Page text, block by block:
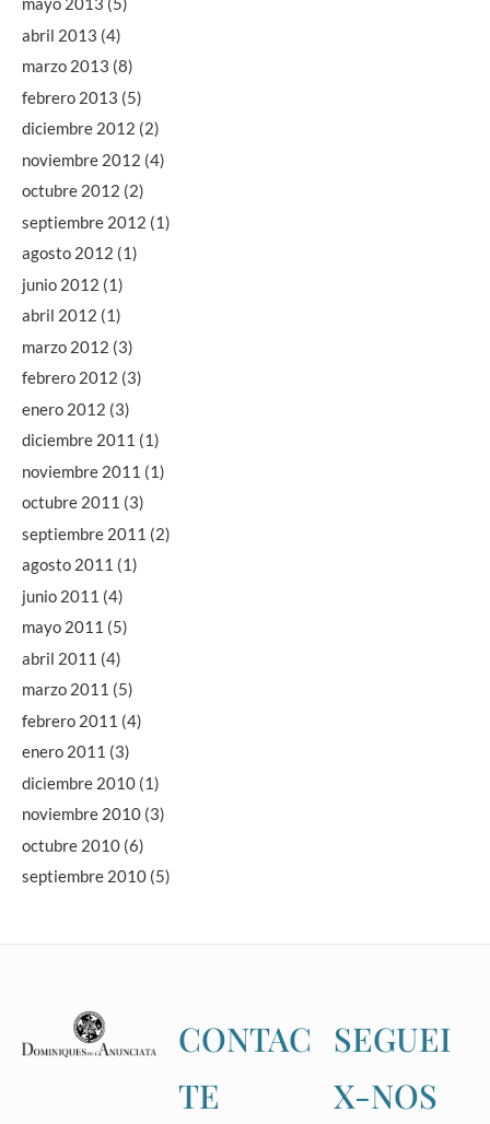
abril 2013 (4)
marzo 2013 (8)
febrero 2013 (5)
diciembre 2012 (2)
noviembre 2012 (4)
octubre 2012 (2)
septiembre 2012 (1)
agosto 2012 (1)
junio 2012 (1)
abril 2012 (1)
marzo 2012 (3)
febrero 2012 (3)
enero 2012 (3)
diciembre 2011 (1)
noviembre 2011 (1)
octubre 2011 (3)
septiembre 2011 (2)
agosto 2011 (1)
junio 2011 (4)
mayo 2011 (5)
abril 2011 (4)
marzo 2011 (5)
febrero 2011 (4)
enero 2011 (3)
diciembre 2010 (1)
noviembre 2010 (3)
octubre 2010 (6)
septiembre 2010 (5)
CONTAC
TE
SEGUEI
X-NOS